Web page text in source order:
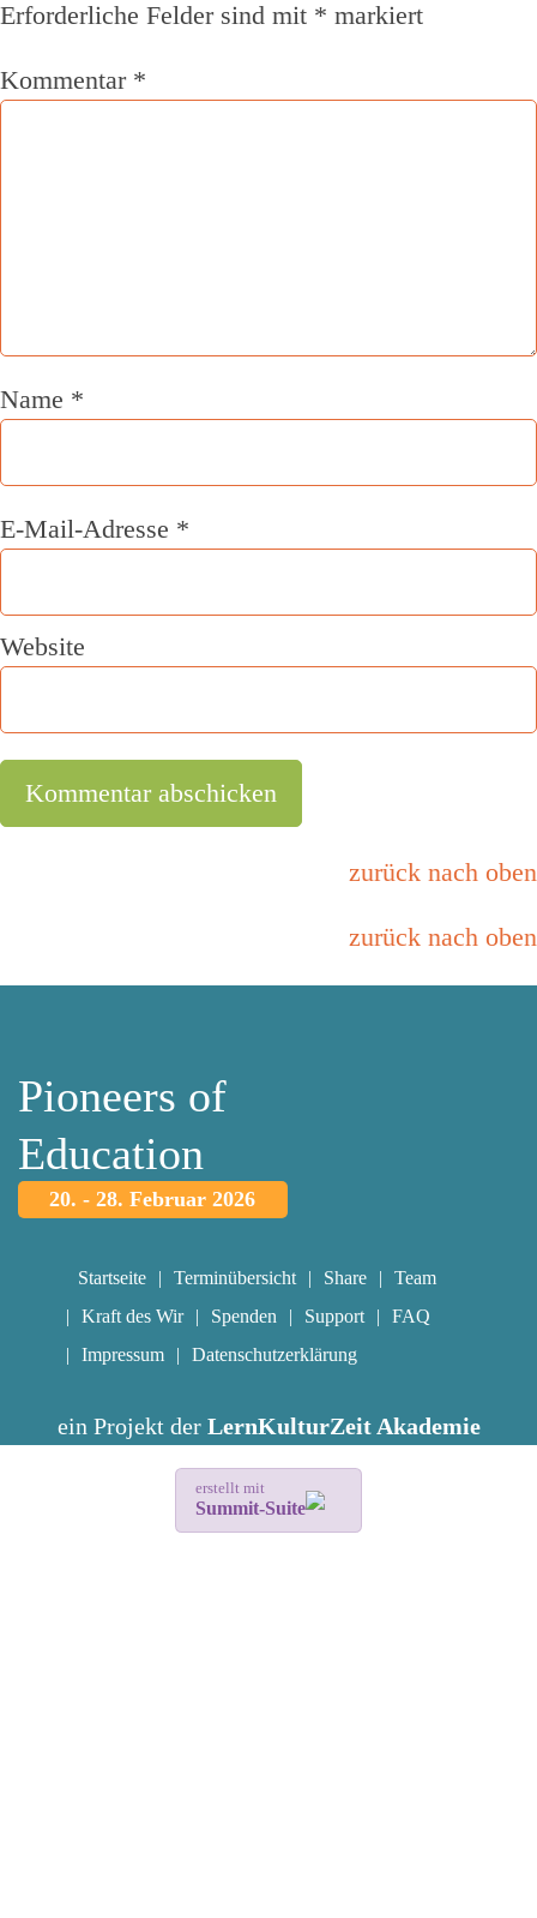
Erforderliche Felder sind mit * markiert
Kommentar *
Name *
E-Mail-Adresse *
Website
zurück nach oben
zurück nach oben
Pioneers of
Education
20. - 28. Februar 2026
Startseite Terminübersicht Share
Team
Kraft des Wir
Spenden Support
FAQ
Impressum
Datenschutzerklärung
ein Projekt der LernKulturZeit Akademie
erstellt mit
Summit-Suite